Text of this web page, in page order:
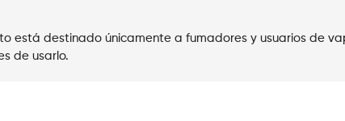
está destinado únicamente a fumadores y usuarios de
de usarlo.